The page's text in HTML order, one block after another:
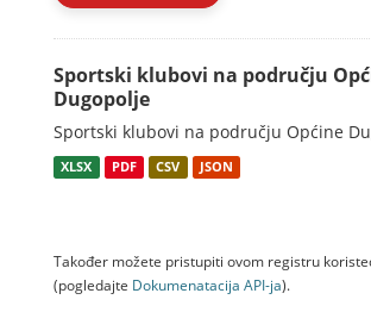
Sportski klubovi na području
Dugopolje
Sportski klubovi na području Općine
XLSX PDF CSV JSON
Također možete pristupiti ovom registru
(pogledajte Dokumenаtаcijа API-jа).